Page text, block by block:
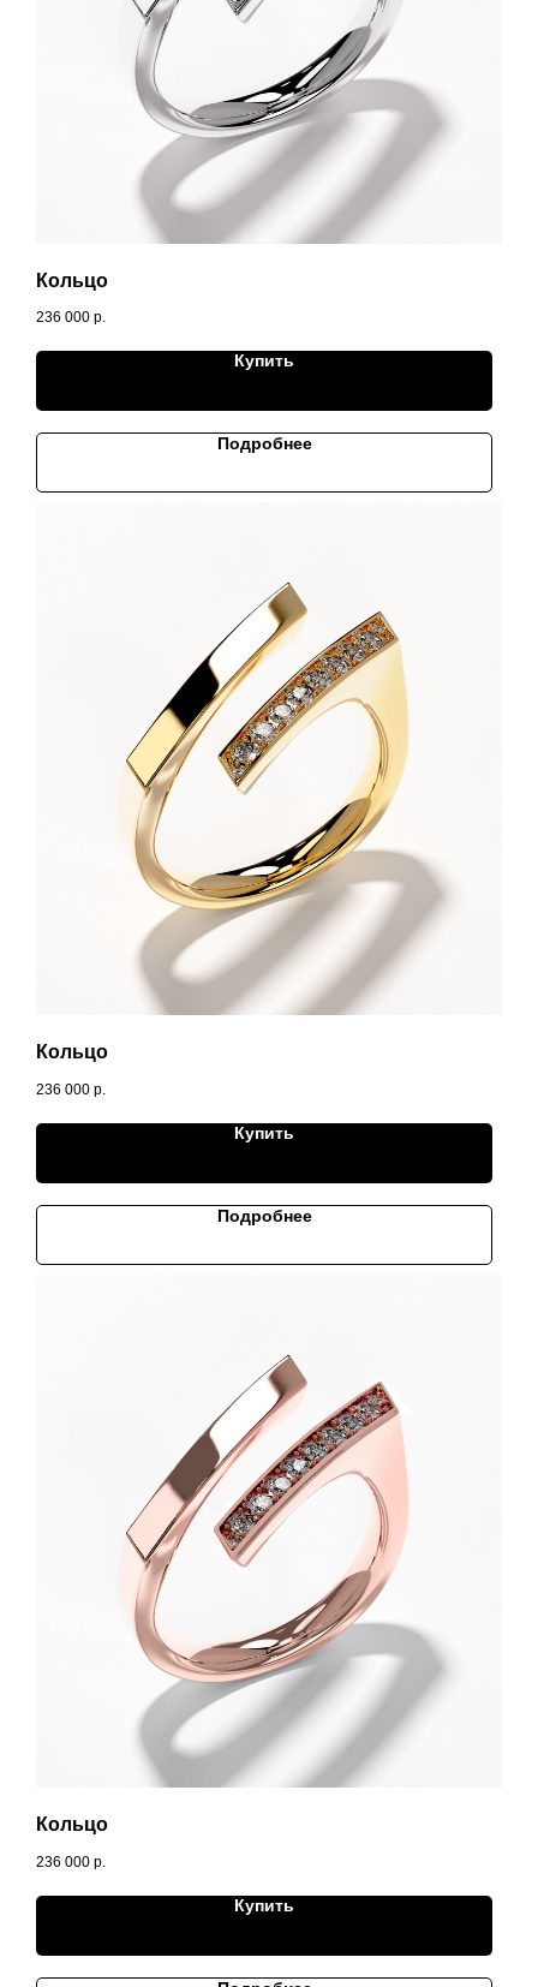
Кольцо
236 000 р.
Купить
Подробнее
Кольцо
236 000 р.
Купить
Подробнее
Кольцо
236 000 р.
Купить